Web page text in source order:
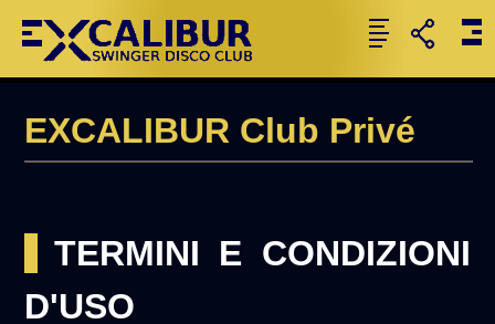
EXCALIBUR Club Privé
TERMINI E CONDIZIONI
D'USO